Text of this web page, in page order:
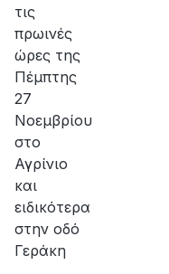
τις
πρωινές
ώρες της
Πέμπτης
27
Νοεμβρίου
στο
Αγρίνιο
και
ειδικότερα
στην οδό
Γεράκη